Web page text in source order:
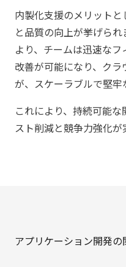
内製化支援のメリット
と品質の向上が挙げら
より、チームは迅速な
改善が可能になり、ク
が、スケーラブルで堅牢
これにより、持続可能
スト削減と競争力強化が
アプリケーション開発の